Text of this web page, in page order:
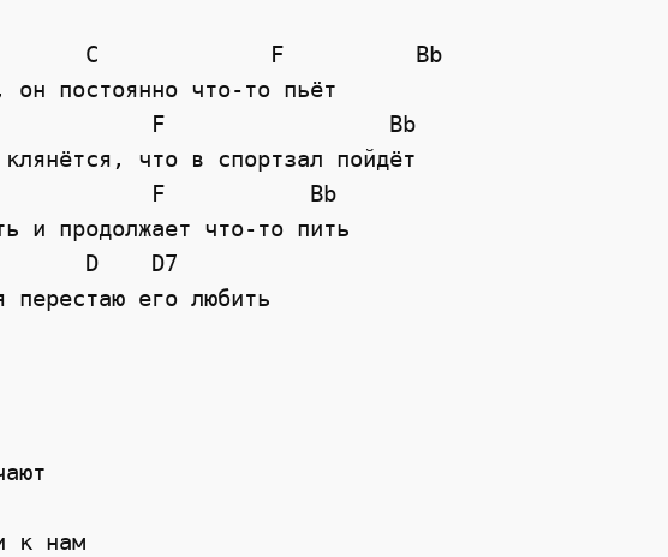
C             F          Bb
он постоянно что-то пьёт
F
Bb
что в спортзал пойдёт
F
Bb
и продолжает что-то пить
D
D7
его любить
к нам